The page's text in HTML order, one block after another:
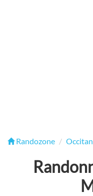
Randozone